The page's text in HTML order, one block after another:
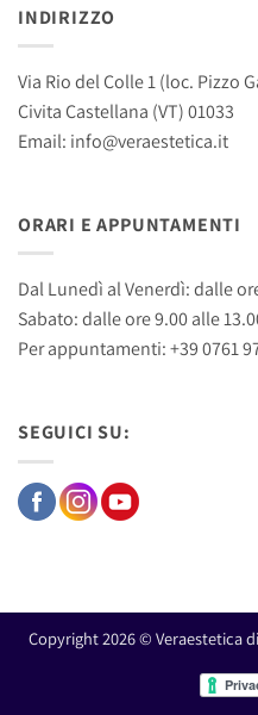
INDIRIZZO
Via Rio del Colle 1 (loc. Pizzo
Civita Castellana (VT) 01033
Email: info@veraestetica.it
ORARI E APPUNTAMENTI
Dal Lunedì al Venerdì: dalle
Sabato: dalle ore 9.00 alle
Per appuntamenti: +39 0761
SEGUICI SU:
Copyright 2026 © Veraestetica